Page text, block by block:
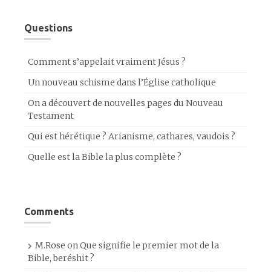
Questions
Comment s’appelait vraiment Jésus ?
Un nouveau schisme dans l’Église catholique
On a découvert de nouvelles pages du Nouveau
Testament
Qui est hérétique ? Arianisme, cathares, vaudois ?
Quelle est la Bible la plus complète ?
Comments
M.Rose onQue signifie le premier mot de la
Bible, beréshit ?